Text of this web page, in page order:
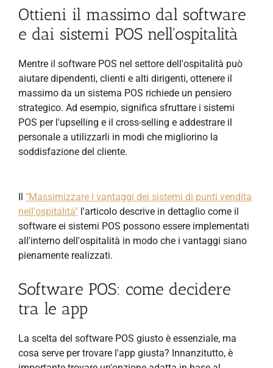
Ottieni il massimo dal software
e dai sistemi POS nell'ospitalità
Mentre il software POS nel settore dell'ospitalità può
aiutare dipendenti, clienti e alti dirigenti, ottenere il
massimo da un sistema POS richiede un pensiero
strategico. Ad esempio, significa sfruttare i sistemi
POS per l'upselling e il cross-selling e addestrare il
personale a utilizzarli in modi che migliorino la
soddisfazione del cliente.
Il "Massimizzare i vantaggi dei sistemi di punti vendita
nell'ospitalità" l'articolo descrive in dettaglio come il
software ei sistemi POS possono essere implementati
all'interno dell'ospitalità in modo che i vantaggi siano
pienamente realizzati.
Software POS: come decidere
tra le app
La scelta del software POS giusto è essenziale, ma
cosa serve per trovare l'app giusta? Innanzitutto, è